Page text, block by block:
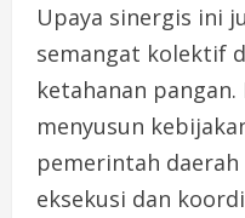
Upaya sinergis ini
semangat kolektif
ketahanan
menyusun
pemerintah
eksekusi dan